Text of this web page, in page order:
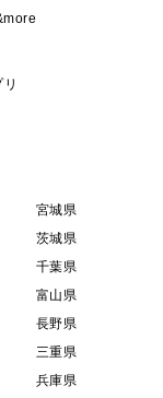
宮城県
茨城県
千葉県
富山県
長野県
三重県
兵庫県